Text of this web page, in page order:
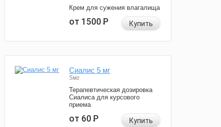
Крем для сужения влагалища
от 1500Р Купить
Сиалис 5 мг
5мг
Терапевтическая дозировка
Сиалиса для курсового
приема
от 60Р Купить